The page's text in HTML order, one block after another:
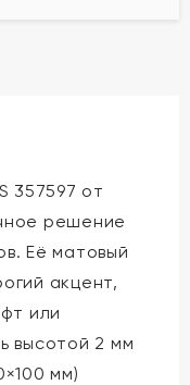
357597 от
решение
Её матовый
акцент,
или
высотой 2 мм
мм)